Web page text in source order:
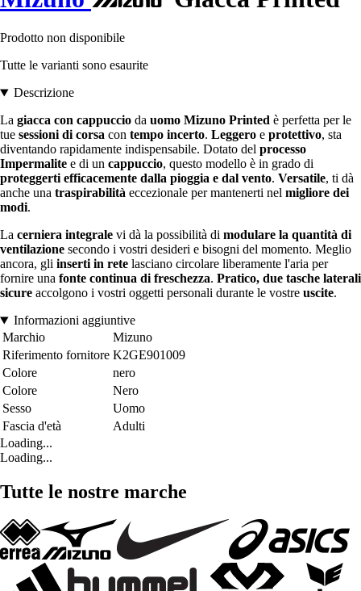
Prodotto non disponibile
Tutte le varianti sono esaurite
Descrizione
La giacca con cappuccio da uomo Mizuno Printed è perfetta per le
tue sessioni di corsa con tempo incerto. Leggero e protettivo, sta
diventando rapidamente indispensabile. Dotato del processo
Impermalite e di un cappuccio, questo modello è in grado di
proteggerti efficacemente dalla pioggia e dal vento. Versatile, ti dà
anche una traspirabilità eccezionale per mantenerti nel migliore dei
modi.
La cerniera integrale vi dà la possibilità di modulare la quantità di
ventilazione secondo i vostri desideri e bisogni del momento. Meglio
ancora, gli inserti in rete lasciano circolare liberamente l'aria per
fornire una fonte continua di freschezza. Pratico, due tasche laterali
sicure accolgono i vostri oggetti personali durante le vostre uscite.
Informazioni aggiuntive
Marchio
Mizuno
Riferimento fornitore K2GE901009
Colore
nero
Colore
Nero
Sesso
Uomo
Fascia d'età
Adulti
Loading...
Loading...
Tutte le nostre marche